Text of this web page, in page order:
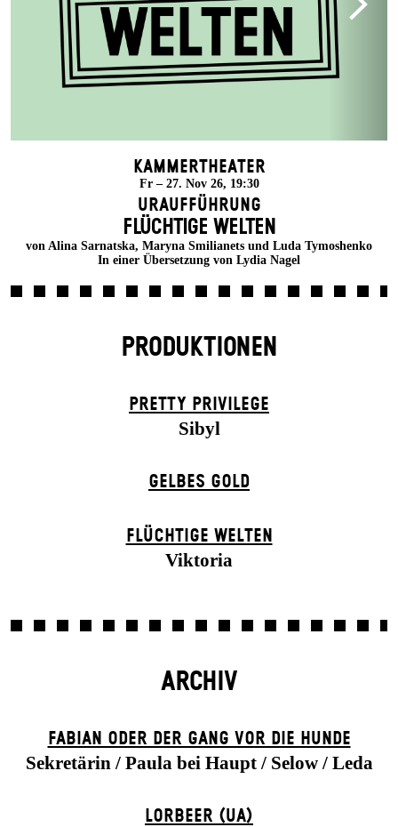
Kammertheater
Fr – 27. Nov 26, 19:30
Uraufführung
FLÜCHTIGE WELTEN
von Alina Sarnatska, Maryna Smilianets und Luda Tymoshenko
In einer Übersetzung von Lydia Nagel
PRODUKTIONEN
PRETTY PRIVILEGE
Sibyl
GELBES GOLD
FLÜCHTIGE WELTEN
Viktoria
ARCHIV
FABIAN ODER DER GANG VOR DIE HUNDE
Sekretärin / Paula bei Haupt / Selow / Leda
LORBEER (UA)